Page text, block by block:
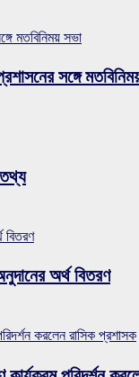
মতবিনিময় সভা
সঙ্গে
বিতরণ
অর্থ বিতরণ
করলেন রাসিক প্রশাসক